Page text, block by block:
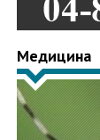
Медицина